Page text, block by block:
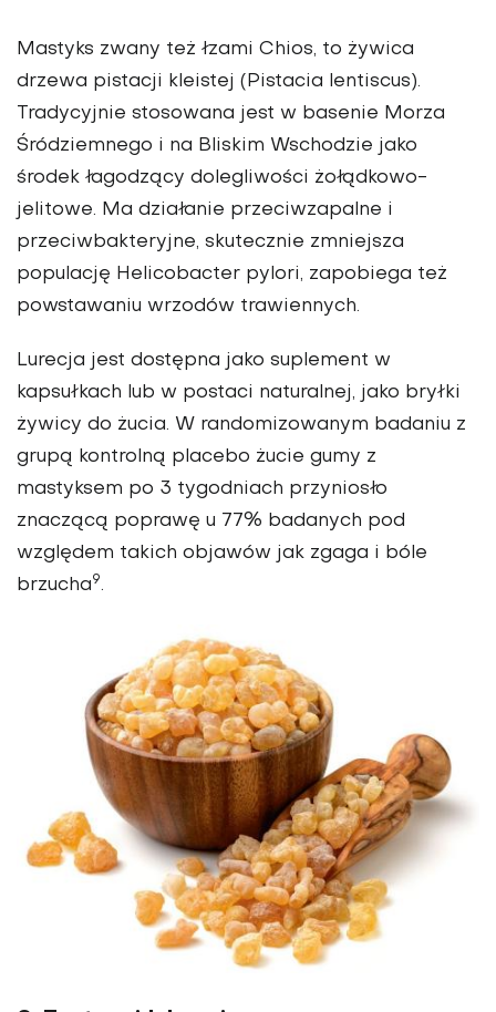
Mastyks zwany też łzami Chios, to żywica
drzewa pistacji kleistej (Pistacia lentiscus).
Tradycyjnie stosowana jest w basenie Morza
Śródziemnego i na Bliskim Wschodzie jako
środek łagodzący dolegliwości żołądkowo-
jelitowe. Ma działanie przeciwzapalne i
przeciwbakteryjne, skutecznie zmniejsza
populację Helicobacter pylori, zapobiega też
powstawaniu wrzodów trawiennych.
Lurecja jest dostępna jako suplement w
kapsułkach lub w postaci naturalnej, jako bryłki
żywicy do żucia. W randomizowanym badaniu z
grupą kontrolną placebo żucie gumy z
mastyksem po 3 tygodniach przyniosło
znaczącą poprawę u 77% badanych pod
względem takich objawów jak zgaga i bóle
brzucha9.